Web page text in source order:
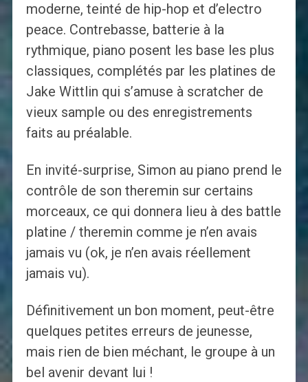
moderne, teinté de hip-hop et d’electro
peace. Contrebasse, batterie à la
rythmique, piano posent les base les plus
classiques, complétés par les platines de
Jake Wittlin qui s’amuse à scratcher de
vieux sample ou des enregistrements
faits au préalable.
En invité-surprise, Simon au piano prend le
contrôle de son theremin sur certains
morceaux, ce qui donnera lieu à des battle
platine / theremin comme je n’en avais
jamais vu (ok, je n’en avais réellement
jamais vu).
Définitivement un bon moment, peut-être
quelques petites erreurs de jeunesse,
mais rien de bien méchant, le groupe à un
bel avenir devant lui !